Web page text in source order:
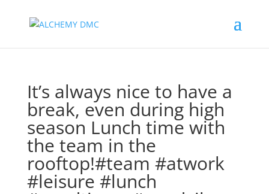
It’s always nice to have a
break, even during high
season Lunch time with
the team in the
rooftop!#team #atwork
#leisure #lunch